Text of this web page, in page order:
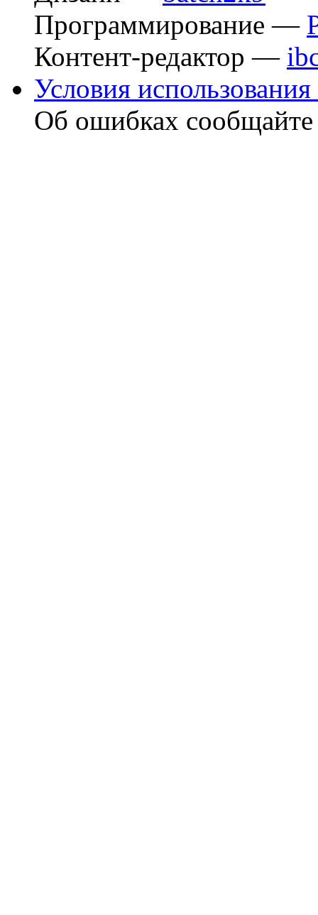
Программирование —
Контент-редактор —
Условия использования
Об ошибках